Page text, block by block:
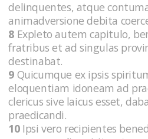
delinquentes, atque
animadversione debita
8 Expleto autem capitulo,
fratribus et ad singulas
destinabat.
9 Quicumque ex ipsis
eloquentiam idoneam ad
clericus sive laicus esset,
praedicandi.
10Ipsi vero recipientes